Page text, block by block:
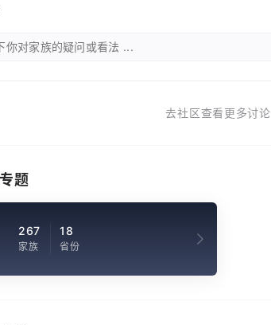
你对家族的疑问或看法 ...
去社区查看更多讨论
题
267
家族
18
省份